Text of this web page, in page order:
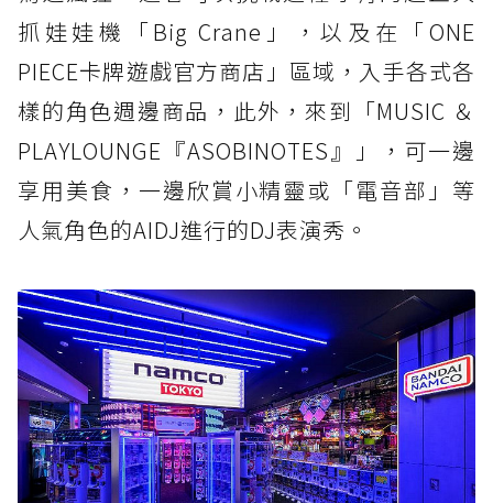
抓娃娃機「Big Crane」，以及在「ONE
PIECE卡牌遊戲官方商店」區域，入手各式各
樣的角色週邊商品，此外，來到「MUSIC ＆
PLAYLOUNGE『ASOBINOTES』」，可一邊
享用美食，一邊欣賞小精靈或「電音部」等
人氣角色的AIDJ進行的DJ表演秀。